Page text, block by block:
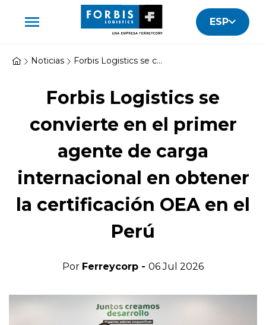
ESP
Noticias Forbis Logistics se convierte en el primer agente de carga internacional en obtener la certificación OEA en el Perú
Forbis Logistics se
convierte en el primer
agente de carga
internacional en obtener
la certificación OEA en el
Perú
Por Ferreycorp - 06 Jul 2026